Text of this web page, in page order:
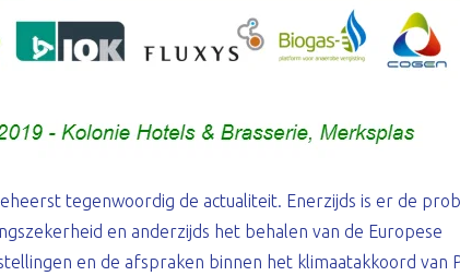
tegenwoordig de actualiteit. Enerzijds is er de
en anderzijds het behalen van de Europese
en de afspraken binnen het klimaatakkoord van